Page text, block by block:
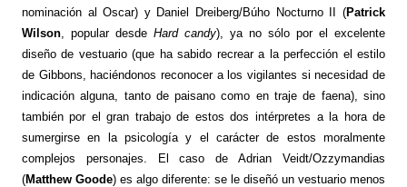
nominación al Oscar) y Daniel Dreiberg/Búho Nocturno II (Patrick
Wilson, popular desde Hard candy), ya no sólo por el excelente
diseño de vestuario (que ha sabido recrear a la perfección el estilo
de Gibbons, haciéndonos reconocer a los vigilantes si necesidad de
indicación alguna, tanto de paisano como en traje de faena), sino
también por el gran trabajo de estos dos intérpretes a la hora de
sumergirse en la psicología y el carácter de estos moralmente
complejos personajes. El caso de Adrian Veidt/Ozzymandias
(Matthew Goode) es algo diferente: se le diseñó un vestuario menos